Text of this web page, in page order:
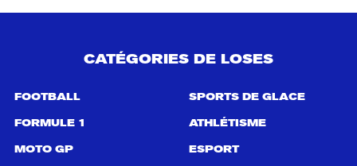
CATÉGORIES DE LOSES
FOOTBALL
FORMULE 1
MOTO GP
SPORTS DE GLACE
ATHLÉTISME
ESPORT